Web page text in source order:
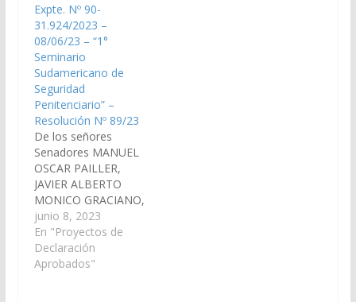
Senadores, el “1°
Congreso de Turismo
de bajo impacto,
Sostenibilidad en
acción (CoNTuBai) a
llevarse a cabo desde
el 2 al 4 de agosto del
corriente…
Expte. Nº 90-
31.924/2023 –
08/06/23 – “1°
Seminario
Sudamericano de
Seguridad
Penitenciario” –
Resolución Nº 89/23
De los señores
Senadores MANUEL
OSCAR PAILLER,
JAVIER ALBERTO
MONICO GRACIANO,
HECTOR MIGUEL
CALABRO y JUAN
CRUZ CURÁ,
declarando de interés
junio 8, 2023
En "Proyectos de
Declaración
Aprobados"